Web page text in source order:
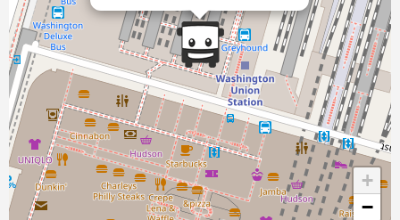
+
−